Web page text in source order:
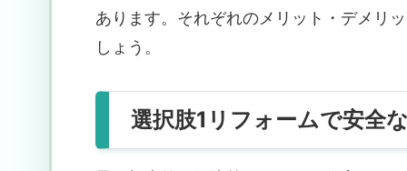
あります。それぞれのメリット・デメリ
しょう。
選択肢1リフォームで安全